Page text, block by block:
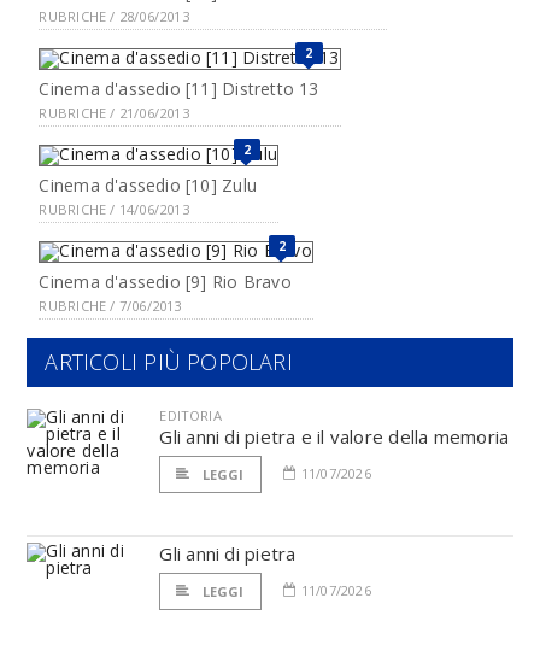
RUBRICHE / 28/06/2013
2
Cinema d'assedio [11] Distretto 13
RUBRICHE / 21/06/2013
2
Cinema d'assedio [10] Zulu
RUBRICHE / 14/06/2013
2
Cinema d'assedio [9] Rio Bravo
RUBRICHE / 7/06/2013
ARTICOLI PIÙ POPOLARI
EDITORIA
Gli anni di pietra e il valore della memoria
LEGGI 11/07/2026
Gli anni di pietra
LEGGI 11/07/2026